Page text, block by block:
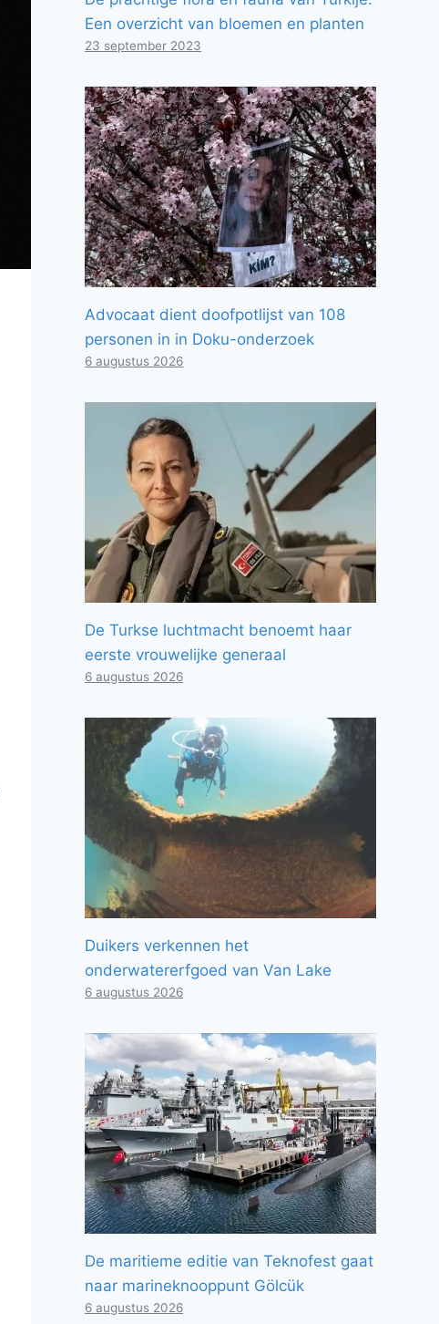
Een overzicht van bloemen en planten
23 september 2023
Advocaat dient doofpotlijst van 108
personen in in Doku-onderzoek
6 augustus 2026
De Turkse luchtmacht benoemt haar
eerste vrouwelijke generaal
6 augustus 2026
Duikers verkennen het
onderwatererfgoed van Van Lake
6 augustus 2026
De maritieme editie van Teknofest gaat
naar marineknooppunt Gölcük
6 augustus 2026